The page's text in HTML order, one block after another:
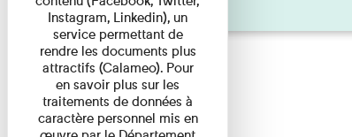
Pages
Instagram, Linkedin), un
service permettant de
rendre les documents plus
attractifs (Calameo). Pour
en savoir plus sur les
traitements de données à
caractère personnel mis en